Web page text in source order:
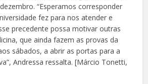
“Esperamos corresponder
fez para nos atender e
precedente possa motivar outras
que ainda fazem as provas da
sábados, a abrir as portas para a
Andressa ressalta. [Márcio Tonetti,